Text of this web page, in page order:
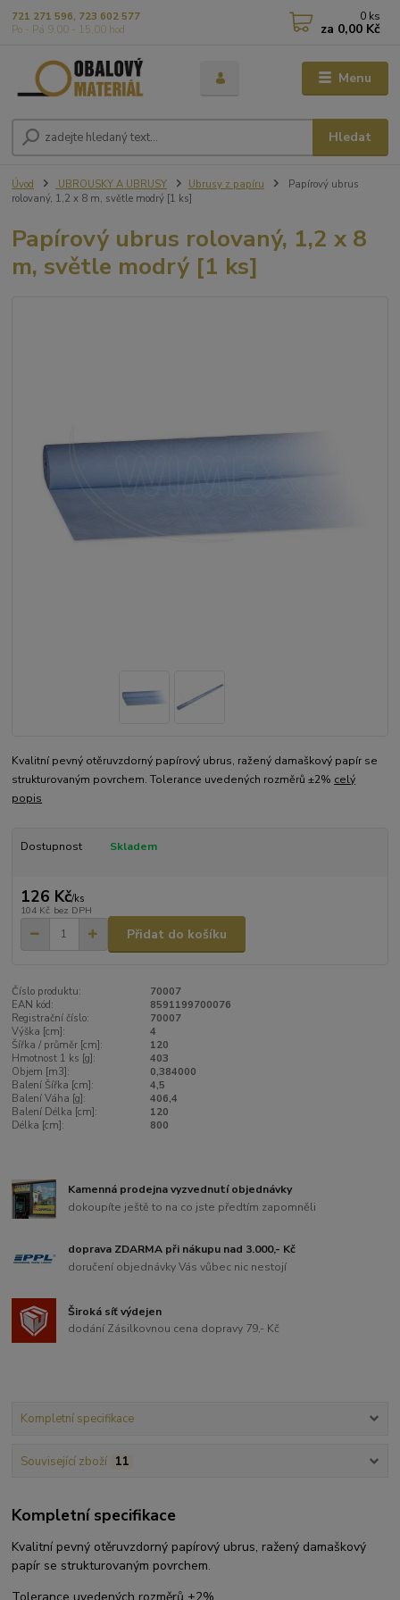
Menu
Hledat
721 271 596, 723 602 577
Po - Pá 9,00 - 15,00 hod
0 ks
za 0,00 Kč
Úvod UBROUSKY A UBRUSY Ubrusy z papíru
Papírový ubrus
rolovaný, 1,2 x 8 m, světle modrý [1 ks]
Papírový ubrus rolovaný, 1,2 x 8
m, světle modrý [1 ks]
Kvalitní pevný otěruvzdorný papírový ubrus, ražený damaškový papír se
strukturovaným povrchem. Tolerance uvedených rozměrů ±2% celý
popis
Dostupnost Skladem
126 Kč/ks
104 Kč bez DPH
Přidat do košíku
Číslo produktu:
70007
EAN kód:
8591199700076
Registrační číslo:
70007
Výška [cm]:
4
Šířka / průměr [cm]:
120
Hmotnost 1 ks [g]:
403
Objem [m3]:
0,384000
Balení Šířka [cm]:
4,5
Balení Váha [g]:
406,4
Balení Délka [cm]:
120
Délka [cm]:
800
Kamenná prodejna vyzvednutí objednávky
dokoupíte ještě to na co jste předtím zapomněli
doprava ZDARMA při nákupu nad 3.000,- Kč
doručení objednávky Vás vůbec nic nestojí
Široká síť výdejen
dodání Zásilkovnou cena dopravy 79,- Kč
Kompletní specifikace
Související zboží 11
Kompletní specifikace
Kvalitní pevný otěruvzdorný papírový ubrus, ražený damaškový
papír se strukturovaným povrchem.